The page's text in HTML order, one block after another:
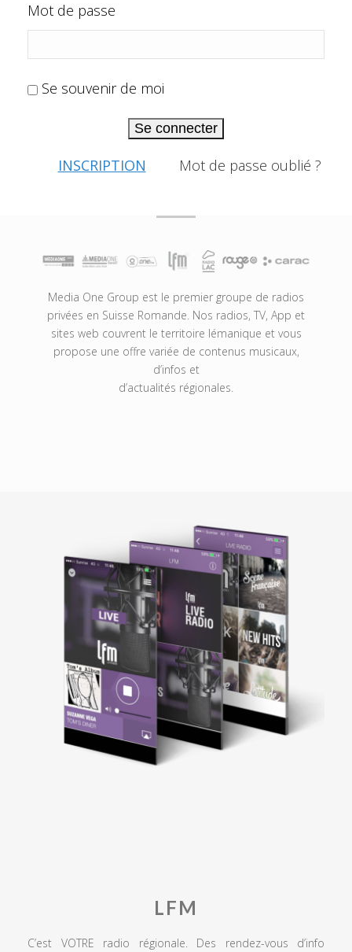
Mot de passe
Se souvenir de moi
Se connecter
INSCRIPTION Mot de passe oublié ?
Media One Group est le premier groupe de radios
privées en Suisse Romande. Nos radios, TV, App et
sites web couvrent le territoire lémanique et vous
propose une offre variée de contenus musicaux,
d’infos et
d’actualités régionales.
LFM
C’est VOTRE radio régionale. Des rendez-vous d’info